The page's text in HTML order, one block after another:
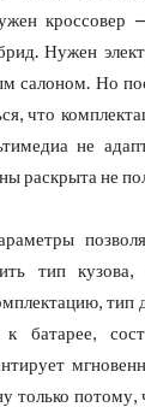
кроссовер
Нужен
салоном. Но
что
не
раскрыта не
тип кузова,
тип
к батарее,
только потому,